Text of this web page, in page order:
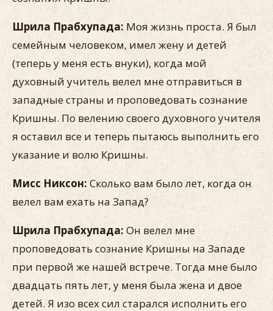
Шрила Прабхупада: Моя жизнь проста. Я был
семейным человеком, имел жену и детей
(теперь у меня есть внуки), когда мой
духовный учитель велел мне отправиться в
западные страны и проповедовать сознание
Кришны. По велению своего духовного учителя
я оставил все и теперь пытаюсь выполнить его
указание и волю Кришны.
Мисс Никсон: Сколько вам было лет, когда он
велел вам ехать на Запад?
Шрила Прабхупада: Он велел мне
проповедовать сознание Кришны на Западе
при первой же нашей встрече. Тогда мне было
двадцать пять лет, у меня была жена и двое
детей. Я изо всех сил старался исполнить его